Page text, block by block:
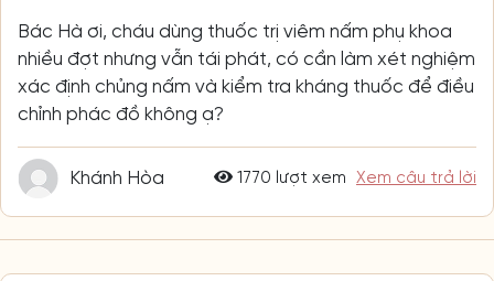
Bác Hà ơi, cháu dùng thuốc trị viêm nấm phụ khoa
nhiều đợt nhưng vẫn tái phát, có cần làm xét nghiệm
xác định chủng nấm và kiểm tra kháng thuốc để điều
chỉnh phác đồ không ạ?
Khánh Hòa 1770 lượt xem Xem câu trả lời